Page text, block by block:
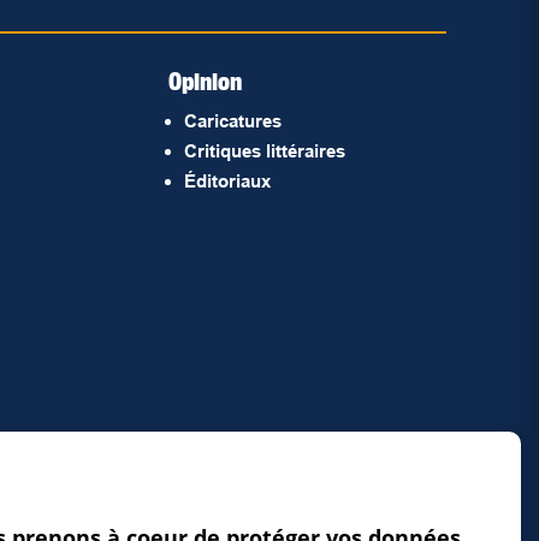
Opinion
Caricatures
Critiques littéraires
Éditoriaux